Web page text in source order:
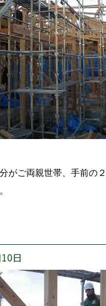
がご両親世帯、手前の
日